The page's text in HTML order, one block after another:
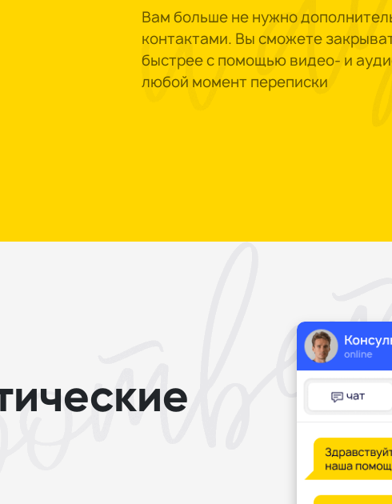
Вам больше не нужно
контактами. Вы сможете
быстрее с помощью видео- и
любой момент переписки